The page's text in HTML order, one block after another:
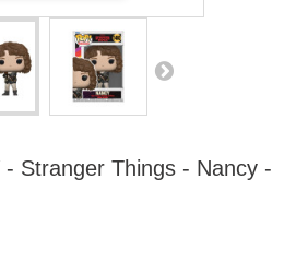
Stranger Things - Nancy -